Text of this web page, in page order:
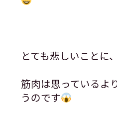
とても悲しいことに、
筋肉は思っているよ
うのです